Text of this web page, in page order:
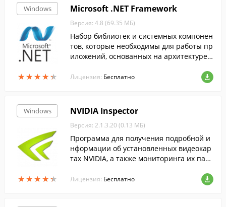
Windows
★★★★★
★★★★★
Microsoft .NET Framework
Версия: 4.8 (69.35 МБ)
Набор библиотек и системных компонен
тов, которые необходимы для работы пр
иложений, основанных на архитектуре .
Лицензия: Бесплатно
Windows
★★★★★
★★★★★
NVIDIA Inspector
Версия: 2.1.3.20 (0.13 МБ)
Программа для получения подробной и
нформации об установленных видеокар
тах NVIDIA, а также мониторинга их пар
Лицензия: Бесплатно